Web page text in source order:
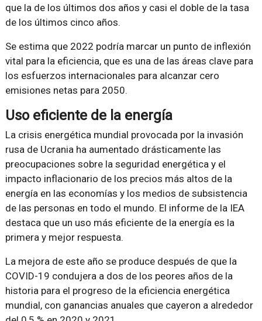
que la de los últimos dos años y casi el doble de la tasa
de los últimos cinco años.
Se estima que 2022 podría marcar un punto de inflexión
vital para la eficiencia, que es una de las áreas clave para
los esfuerzos internacionales para alcanzar cero
emisiones netas para 2050.
Uso eficiente de la energía
La crisis energética mundial provocada por la invasión
rusa de Ucrania ha aumentado drásticamente las
preocupaciones sobre la seguridad energética y el
impacto inflacionario de los precios más altos de la
energía en las economías y los medios de subsistencia
de las personas en todo el mundo. El informe de la IEA
destaca que un uso más eficiente de la energía es la
primera y mejor respuesta.
La mejora de este año se produce después de que la
COVID-19 condujera a dos de los peores años de la
historia para el progreso de la eficiencia energética
mundial, con ganancias anuales que cayeron a alrededor